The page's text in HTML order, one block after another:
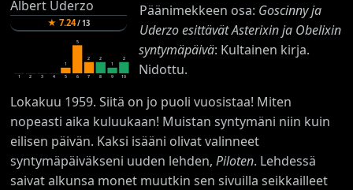
★7.24/13
1 2 3 4
1
5
5
6
2
7
2
8
1
9
2
10
Päänimekkeen osa: Goscinny ja
Uderzo esittävät Asterixin ja Obelixin
syntymäpäivä: Kultainen kirja.
Nidottu.
Lokakuu 1959. Siitä on jo puoli vuosistaa! Miten
nopeasti aika kuluukaan! Muistan syntymäni niin kuin
eilisen päivän. Kaksi isääni olivat valinneet
syntymäpäiväkseni uuden lehden,Piloten. Lehdessä
saivat alkunsa monet muutkin sen sivuilla seikkailleet